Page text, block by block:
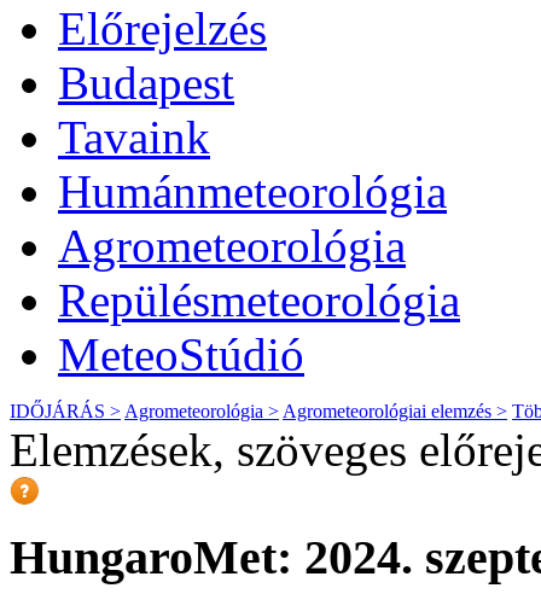
Előrejelzés
Budapest
Tavaink
Humánmeteorológia
Agrometeorológia
Repülésmeteorológia
MeteoStúdió
IDŐJÁRÁS > Agrometeorológia > Agrometeorológiai elemzés >
Elemzések, szöveges
HungaroMet: 2024.